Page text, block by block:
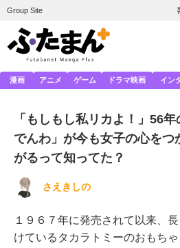
Group Site
漫画 アニメ ゲーム ドラマ映画 イン
「もしもし私リカよ！」56
でんわ」が今も女子の心を
がるって知ってた？
さえきしの
１９６７年に発売されて以来、
けているタカラトミーのおもち